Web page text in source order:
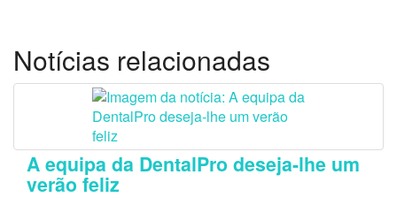
Notícias relacionadas
A equipa da DentalPro deseja-lhe um
verão feliz